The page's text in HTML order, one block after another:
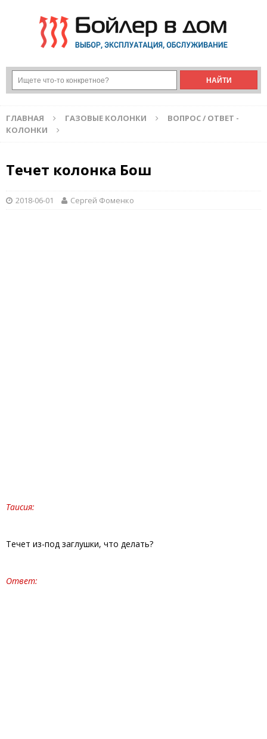
ГЛАВНАЯ ГАЗОВЫЕ КОЛОНКИ
ВОПРОС / ОТВЕТ -
КОЛОНКИ
Течет колонка Бош
2018-06-01 Сергей Фоменко
Таисия:
Течет из-под заглушки, что делать?
Ответ: